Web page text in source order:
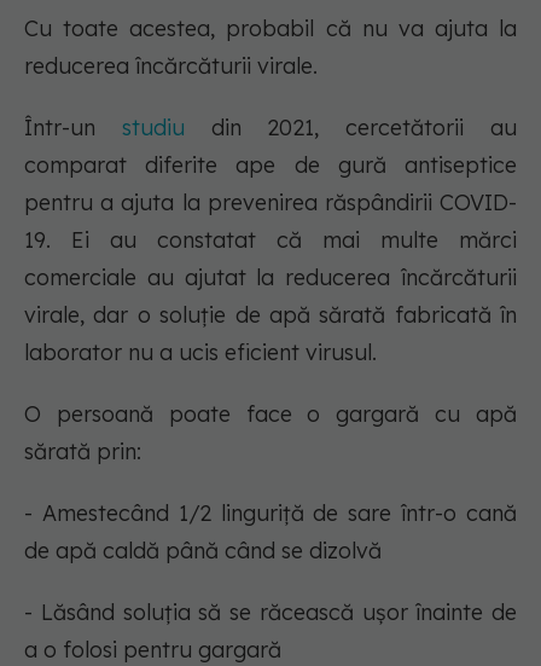
Cu toate acestea, probabil că nu va ajuta la
reducerea încărcăturii virale.
Într-un studiu din 2021, cercetătorii au
comparat diferite ape de gură antiseptice
pentru a ajuta la prevenirea răspândirii COVID-
19. Ei au constatat că mai multe mărci
comerciale au ajutat la reducerea încărcăturii
virale, dar o soluție de apă sărată fabricată în
laborator nu a ucis eficient virusul.
O persoană poate face o gargară cu apă
sărată prin:
- Amestecând 1/2 linguriță de sare într-o cană
de apă caldă până când se dizolvă
- Lăsând soluția să se răcească ușor înainte de
a o folosi pentru gargară